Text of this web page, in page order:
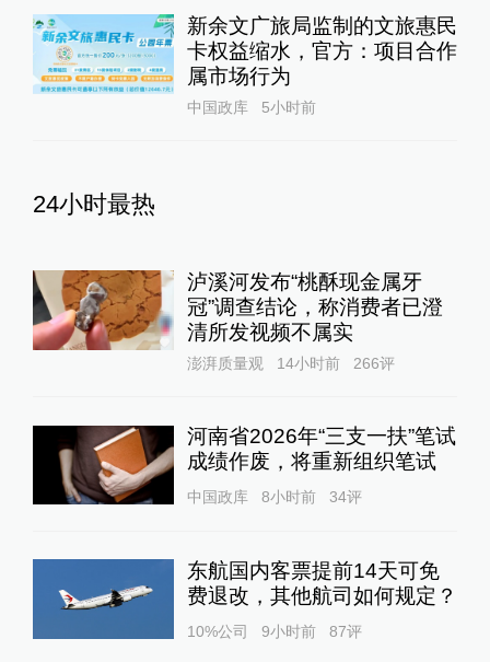
新余文广旅局监制的文旅惠民
卡权益缩水，官方：项目合作
属市场行为
中国政库 5小时前
24小时最热
泸溪河发布“桃酥现金属牙
冠”调查结论，称消费者已澄
清所发视频不属实
澎湃质量观 14小时前 266评
河南省2026年“三支一扶”笔试
成绩作废，将重新组织笔试
中国政库 8小时前 34评
东航国内客票提前14天可免
费退改，其他航司如何规定？
10%公司 9小时前 87评